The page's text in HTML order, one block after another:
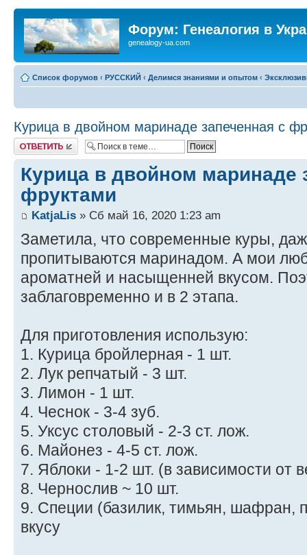
Форум: Генеалогия в
genealogy-ua.com
Список форумов ‹ РУССКИЙ ‹ Делимся знаниями и опытом ‹
Курица в двойном маринаде запеченная с
Ответить
Курица в двойном маринаде
фруктами
KatjaLis » Сб май 16, 2020 1:23 am
Заметила, что современные куры,
пропитываются маринадом. А мои
ароматней и насыщенней вкусом.
заблаговременно и в 2 этапа.
Для приготовления использую:
1. Курица бройлерная - 1 шт.
2. Лук репчатый - 3 шт.
3. Лимон - 1 шт.
4. Чеснок - 3-4 зуб.
5. Уксус столовый - 2-3 ст. лож.
6. Майонез - 4-5 ст. лож.
7. Яблоки - 1-2 шт. (в зависимости от
8. Чернослив ~ 10 шт.
9. Специи (базилик, тимьян, шафран,
вкусу